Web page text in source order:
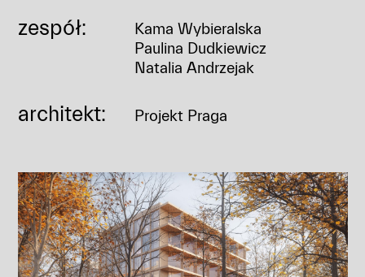
zespół:
Kama Wybieralska
Paulina Dudkiewicz
Natalia Andrzejak
architekt: Projekt Praga